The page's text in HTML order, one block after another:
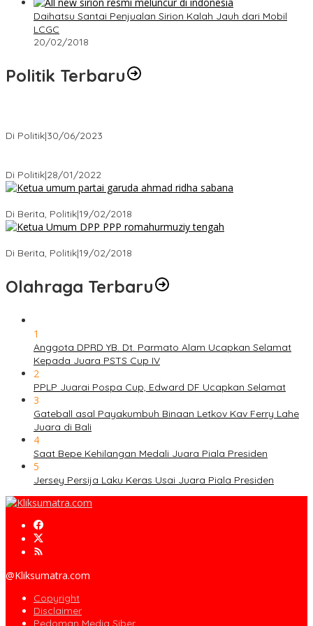
Daihatsu Santai Penjualan Sirion Kalah Jauh dari Mobil
LCGC
20/02/2018
Politik Terbaru
Di Politik|30/06/2023
Di Politik|28/01/2022
Di Berita, Politik|19/02/2018
Di Berita, Politik|19/02/2018
Olahraga Terbaru
1
Anggota DPRD YB. Dt. Parmato Alam Ucapkan Selamat
Kepada Juara PSTS Cup IV
2
PPLP Juarai Pospa Cup, Edward DF Ucapkan Selamat
3
Gateball asal Payakumbuh Binaan Letkov Kav Ferry Lahe
Juara di Bali
4
Saat Bepe Kehilangan Medali Juara Piala Presiden
5
Jersey Persija Laku Keras Usai Juara Piala Presiden
@Kliksumatra.com
Copyright
Disclaimer
Pedoman Media Siber